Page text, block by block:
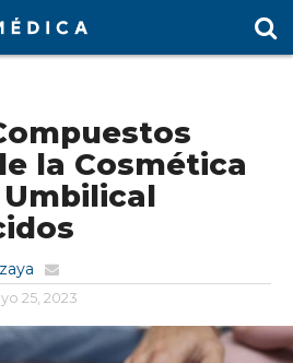
la Cosmética
25, 2023